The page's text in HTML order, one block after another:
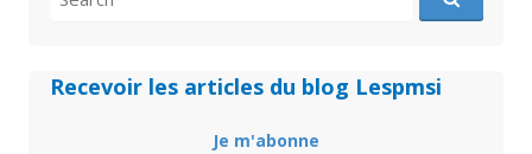
for:
Recevoir les articles du blog Lespmsi
Je m'abonne